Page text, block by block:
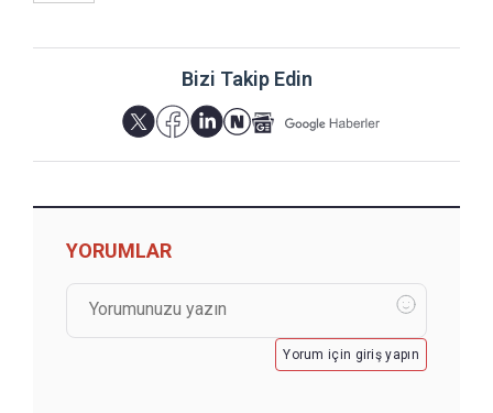
Bizi Takip Edin
YORUMLAR
Yorum için giriş yapın